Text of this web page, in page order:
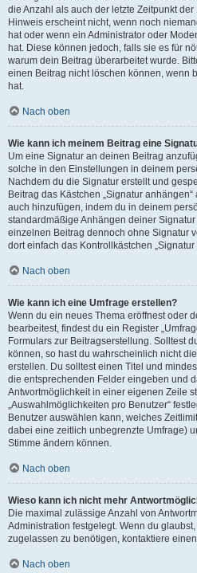
die Anzahl als auch der letzte Zeitpunkt
Hinweis erscheint nicht, wenn noch
hat oder wenn ein Administrator oder
hat. Diese können jedoch, falls sie es für
warum dein Beitrag überarbeitet wurde.
einen Beitrag nicht löschen können, wenn
hat.
Nach oben
Wie kann ich meinem Beitrag eine
Um eine Signatur an deinen Beitrag
solche in den Einstellungen in deinem
Nachdem du die Signatur erstellt und
Beitrag das Kästchen „Signatur
auch hinzufügen, indem du in deinem
standardmäßige Anhängen deiner
einzelnen Beitrag dennoch ohne Signatur
dort einfach das Kontrollkästchen
Nach oben
Wie kann ich eine Umfrage erstellen?
Wenn du ein neues Thema eröffnest oder
bearbeitest, findest du ein Register
Formulars zur Beitragserstellung. Solltest
können, so hast du wahrscheinlich nicht
erstellen. Du solltest einen Titel und
die entsprechenden Felder eingeben und
Antwortmöglichkeit in einer eigenen Zeile
„Auswahlmöglichkeiten pro Benutzer“
Benutzer auswählen kann, welches
dabei eine zeitlich unbegrenzte Umfrage)
Stimme ändern können.
Nach oben
Wieso kann ich nicht mehr
Die maximal zulässige Anzahl von
Administration festgelegt. Wenn du
zugelassen zu benötigen, kontaktiere
Nach oben